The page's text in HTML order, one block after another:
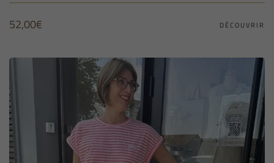
52,00€ DÉCOUVRIR